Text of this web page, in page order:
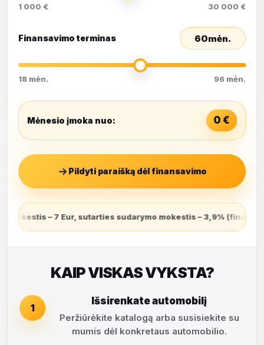
1 000 € 30 000 €
Finansavimo terminas 60mėn.
18 mėn. 96 mėn.
Mėnesio įmoka nuo: 0 €
Pildyti paraišką dėl finansavimo
mokestis – 3,9% (finansuojamas sutarties sudarymo
KAIP VISKAS VYKSTA?
1
Išsirenkate automobilį
Peržiūrėkite katalogą arba susisiekite su
mumis dėl konkretaus automobilio.